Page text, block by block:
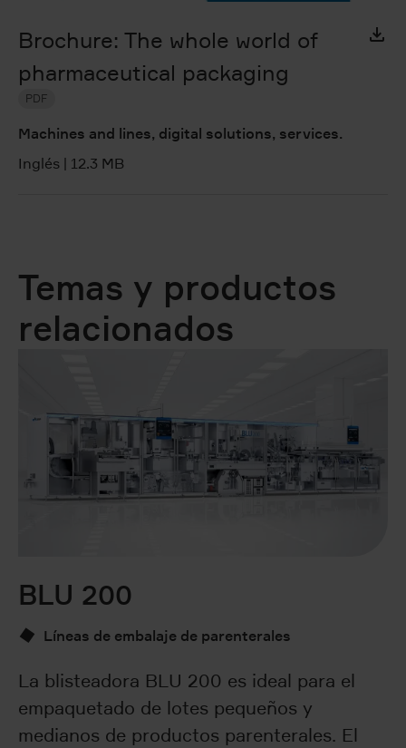
Brochure: The whole world of
pharmaceutical packaging
PDF
Machines and lines, digital solutions, services.
Inglés | 12.3 MB
Temas y productos
relacionados
BLU 200
Líneas de embalaje de parenterales
La blisteadora BLU 200 es ideal para el
empaquetado de lotes pequeños y
medianos de productos parenterales. El